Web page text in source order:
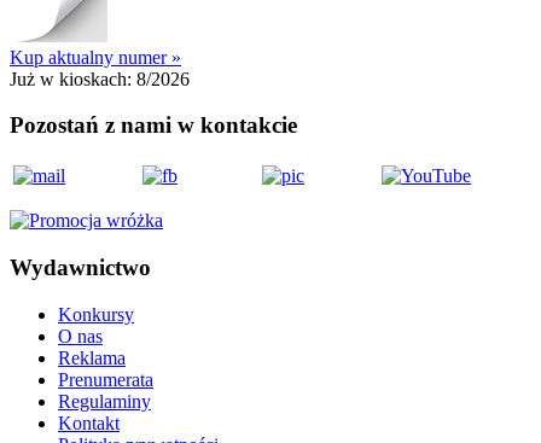
Kup aktualny numer »
Już w kioskach: 8/2026
Pozostań z nami w kontakcie
Wydawnictwo
Konkursy
O nas
Reklama
Prenumerata
Regulaminy
Kontakt